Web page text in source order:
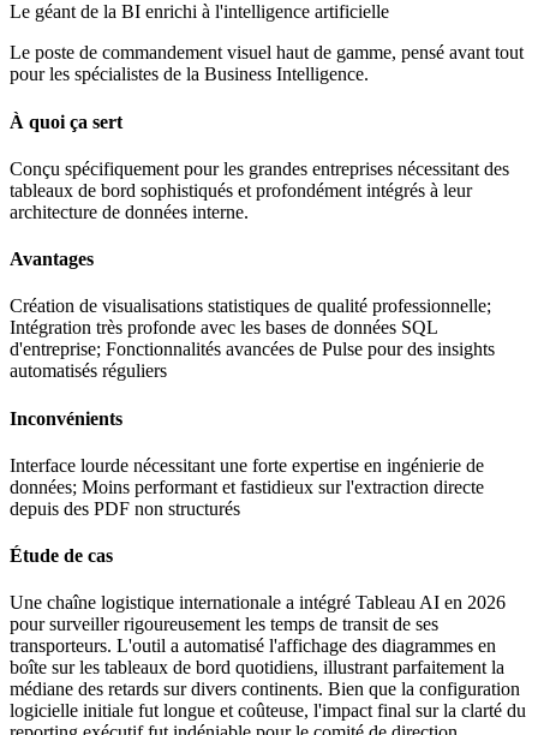
Le géant de la BI enrichi à l'intelligence artificielle
Le poste de commandement visuel haut de gamme, pensé avant tout
pour les spécialistes de la Business Intelligence.
À quoi ça sert
Conçu spécifiquement pour les grandes entreprises nécessitant des
tableaux de bord sophistiqués et profondément intégrés à leur
architecture de données interne.
Avantages
Création de visualisations statistiques de qualité professionnelle;
Intégration très profonde avec les bases de données SQL
d'entreprise; Fonctionnalités avancées de Pulse pour des insights
automatisés réguliers
Inconvénients
Interface lourde nécessitant une forte expertise en ingénierie de
données; Moins performant et fastidieux sur l'extraction directe
depuis des PDF non structurés
Étude de cas
Une chaîne logistique internationale a intégré Tableau AI en 2026
pour surveiller rigoureusement les temps de transit de ses
transporteurs. L'outil a automatisé l'affichage des diagrammes en
boîte sur les tableaux de bord quotidiens, illustrant parfaitement la
médiane des retards sur divers continents. Bien que la configuration
logicielle initiale fut longue et coûteuse, l'impact final sur la clarté du